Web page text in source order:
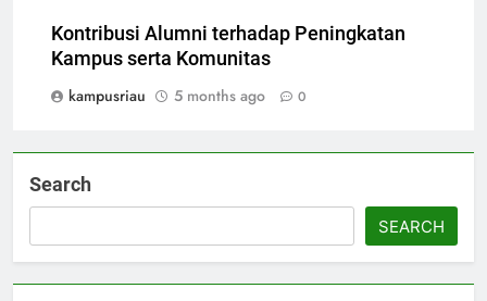
Kontribusi Alumni terhadap Peningkatan
Kampus serta Komunitas
kampusriau
5 months ago 0
Search
SEARCH